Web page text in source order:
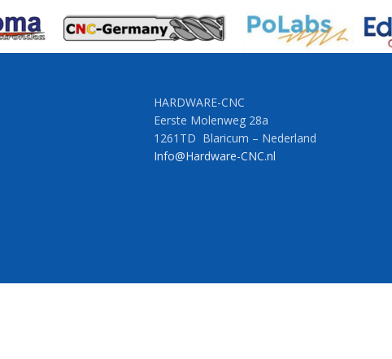
HARDWARE-CNC
Eerste Molenweg 28a
1261TD Blaricum – Nederland
Info@Hardware-CNC.nl